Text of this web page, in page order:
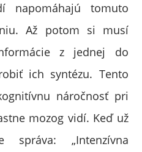
napomáhajú tomuto
Až potom si musí
z jednej do
ich syntézu. Tento
náročnosť pri
mozog vidí. Keď už
„Intenzívna